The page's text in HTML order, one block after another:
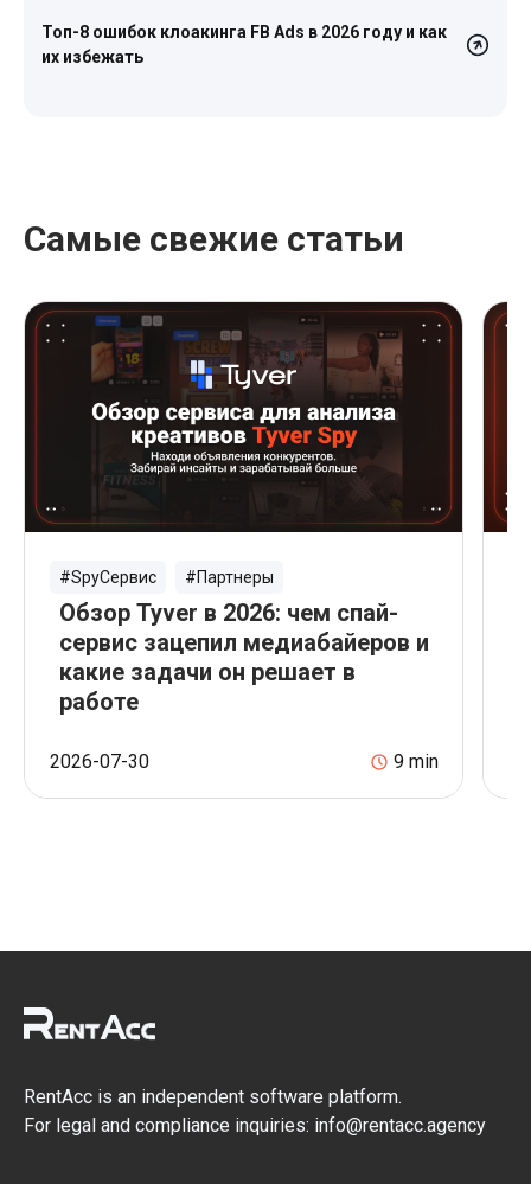
Топ-8 ошибок клоакинга FB Ads в 2026 году и как
их избежать
Самые свежие статьи
#SpyСервис #Партнеры
Обзор Tyver в 2026: чем спай-
сервис зацепил медиабайеров и
какие задачи он решает в
работе
2026-07-30 9min
RentAcc is an independent software platform.
For legal and compliance inquiries: info@rentacc.agency